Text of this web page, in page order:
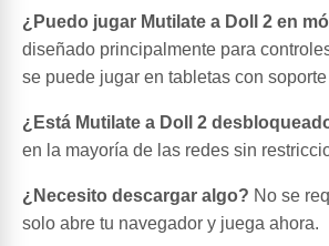
¿Puedo jugar Mutilate a Doll 2 en
diseñado principalmente para
se puede jugar en tabletas con
¿Está Mutilate a Doll 2
en la mayoría de las redes sin
¿Necesito descargar algo? No se
solo abre tu navegador y juega ahora.